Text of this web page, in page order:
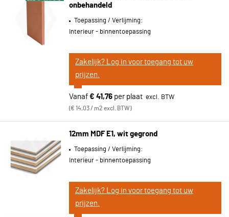
onbehandeld
Toepassing / Verlijming:
Interieur - binnentoepassing
Zakelijk? Log in voor toegang tot uw
prijzen.
Vanaf € 41,76 per plaat
€ 14,03 / m2 excl. BTW
12mm MDF E1, wit gegrond
Toepassing / Verlijming:
Interieur - binnentoepassing
Zakelijk? Log in voor toegang tot uw
prijzen.